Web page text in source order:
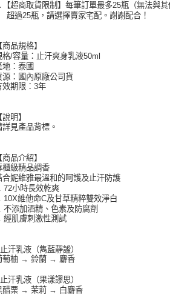
超商取貨限制】每筆訂單最多25瓶（無法與其
過25瓶，請選擇賣家宅配。謝謝配合！
商品規格】
格/容量：止汗爽身乳液50ml
地：泰國
源：國內原廠公司貨
效期限：3年
說明】
詳見產品背標。
商品介紹】
櫃級精品調香
合妮維雅最溫和的呵護及止汗防護
72小時長效乾爽
10X維他命C及甘草精粹雙效淨白
不添加酒精、色素及防腐劑
經肌膚刺激性測試
汗乳液（雋藍靜謐）
萄柚 → 鈴蘭 → 麝香
汗乳液（果漾謬思）
醋栗 → 茉莉 → 白麝香